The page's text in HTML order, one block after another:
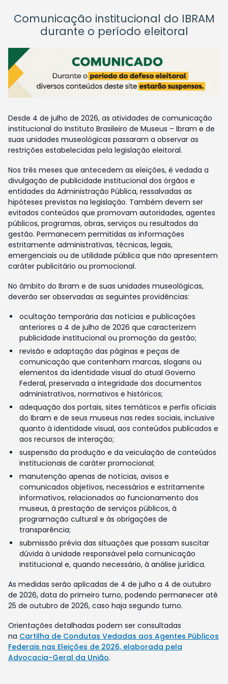
Comunicação institucional do IBRAM
durante o período eleitoral
Desde 4 de julho de 2026, as atividades de comunicação
institucional do Instituto Brasileiro de Museus – Ibram e de
suas unidades museológicas passaram a observar as
restrições estabelecidas pela legislação eleitoral.
Nos três meses que antecedem as eleições, é vedada a
divulgação de publicidade institucional dos órgãos e
entidades da Administração Pública, ressalvadas as
hipóteses previstas na legislação. Também devem ser
evitados conteúdos que promovam autoridades, agentes
públicos, programas, obras, serviços ou resultados da
gestão. Permanecem permitidas as informações
estritamente administrativas, técnicas, legais,
emergenciais ou de utilidade pública que não apresentem
caráter publicitário ou promocional.
No âmbito do Ibram e de suas unidades museológicas,
deverão ser observadas as seguintes providências:
ocultação temporária das notícias e publicações
anteriores a 4 de julho de 2026 que caracterizem
publicidade institucional ou promoção da gestão;
revisão e adaptação das páginas e peças de
comunicação que contenham marcas, slogans ou
elementos da identidade visual do atual Governo
Federal, preservada a integridade dos documentos
administrativos, normativos e históricos;
adequação dos portais, sites temáticos e perfis oficiais
do Ibram e de seus museus nas redes sociais, inclusive
quanto à identidade visual, aos conteúdos publicados e
aos recursos de interação;
suspensão da produção e da veiculação de conteúdos
institucionais de caráter promocional;
manutenção apenas de notícias, avisos e
comunicados objetivos, necessários e estritamente
informativos, relacionados ao funcionamento dos
museus, à prestação de serviços públicos, à
programação cultural e às obrigações de
transparência;
submissão prévia das situações que possam suscitar
dúvida à unidade responsável pela comunicação
institucional e, quando necessário, à análise jurídica.
As medidas serão aplicadas de 4 de julho a 4 de outubro
de 2026, data do primeiro turno, podendo permanecer até
25 de outubro de 2026, caso haja segundo turno.
Orientações detalhadas podem ser consultadas
na Cartilha de Condutas Vedadas aos Agentes Públicos
Federais nas Eleições de 2026, elaborada pela
Advocacia-Geral da União.